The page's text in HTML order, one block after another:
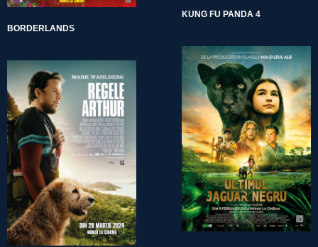
BORDERLANDS
KUNG FU PANDA 4